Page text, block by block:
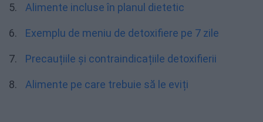
Alimente incluse în planul dietetic
Exemplu de meniu de detoxifiere pe 7 zile
Precauțiile și contraindicațiile detoxifierii
Alimente pe care trebuie să le eviți